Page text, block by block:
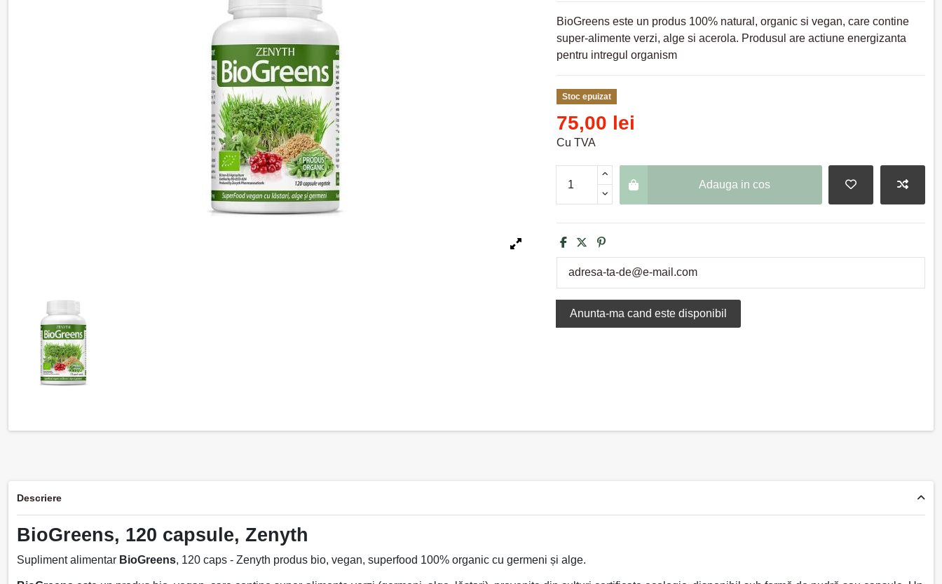
BioGreens este un produs 100% natural, organic si vegan, care contine
super-alimente verzi, alge si acerola. Produsul are actiune energizanta
pentru intregul organism
Stoc epuizat
75,00 lei
Cu TVA
Adauga in cos
Descriere
BioGreens, 120 capsule, Zenyth
Supliment alimentar BioGreens, 120 caps - Zenyth produs bio, vegan, superfood 100% organic cu germeni și alge.